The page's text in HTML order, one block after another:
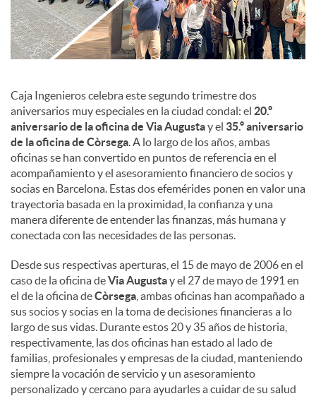
n
t
e
n
i
d
o
s
Caja Ingenieros celebra este segundo trimestre dos
aniversarios muy especiales en la ciudad condal: el 20.º
aniversario de la oficina de Via Augustay el 35.º aniversario
de la oficina de Còrsega. A lo largo de los años, ambas
oficinas se han convertido en puntos de referencia en el
acompañamiento y el asesoramiento financiero de socios y
socias en Barcelona. Estas dos efemérides ponen en valor una
trayectoria basada en la proximidad, la confianza y una
manera diferente de entender las finanzas, más humana y
conectada con las necesidades de las personas.
Desde sus respectivas aperturas, el 15 de mayo de 2006 en el
caso de la oficina deVia Augustay el 27 de mayo de 1991 en
el de la oficina deCòrsega , ambas oficinas han acompañado a
sus socios y socias en la toma de decisiones financieras a lo
largo de sus vidas. Durante estos 20 y 35 años de historia,
respectivamente, las dos oficinas han estado al lado de
familias, profesionales y empresas de la ciudad, manteniendo
siempre la vocación de servicio y un asesoramiento
personalizado y cercano para ayudarles a cuidar de su salud